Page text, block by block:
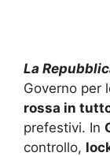
La
Governo per
rossa in
prefestivi. In
controllo,